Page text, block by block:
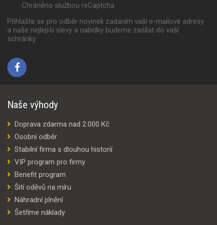
Chráněno službou reCaptcha
Přihlašte se pro odběr novinek zadaním vaší e-mailové adresy
a naše nejlepší slevy a nabídky budeme zasílat do vaší
schránky.
Naše výhody
Doprava zdarma nad 2.000 Kč
Osobní odběr
Stabilní firma s dlouhou historií
VIP program pro firmy
Benefit program
Šití oděvů na míru
Náhradní plnění
Šetříme náklady